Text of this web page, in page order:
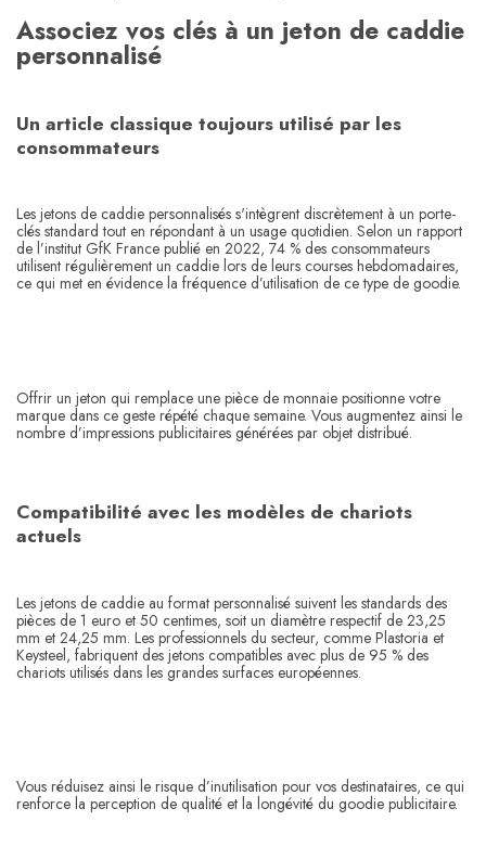
Associez vos clés à un jeton de caddie
personnalisé
Un article classique toujours utilisé par les
consommateurs
Les jetons de caddie personnalisés s'intègrent discrètement à un porte-
clés standard tout en répondant à un usage quotidien. Selon un rapport
de l’institut GfK France publié en 2022, 74 % des consommateurs
utilisent régulièrement un caddie lors de leurs courses hebdomadaires,
ce qui met en évidence la fréquence d’utilisation de ce type de goodie.
Offrir un jeton qui remplace une pièce de monnaie positionne votre
marque dans ce geste répété chaque semaine. Vous augmentez ainsi le
nombre d’impressions publicitaires générées par objet distribué.
Compatibilité avec les modèles de chariots
actuels
Les jetons de caddie au format personnalisé suivent les standards des
pièces de 1 euro et 50 centimes, soit un diamètre respectif de 23,25
mm et 24,25 mm. Les professionnels du secteur, comme Plastoria et
Keysteel, fabriquent des jetons compatibles avec plus de 95 % des
chariots utilisés dans les grandes surfaces européennes.
Vous réduisez ainsi le risque d’inutilisation pour vos destinataires, ce qui
renforce la perception de qualité et la longévité du goodie publicitaire.